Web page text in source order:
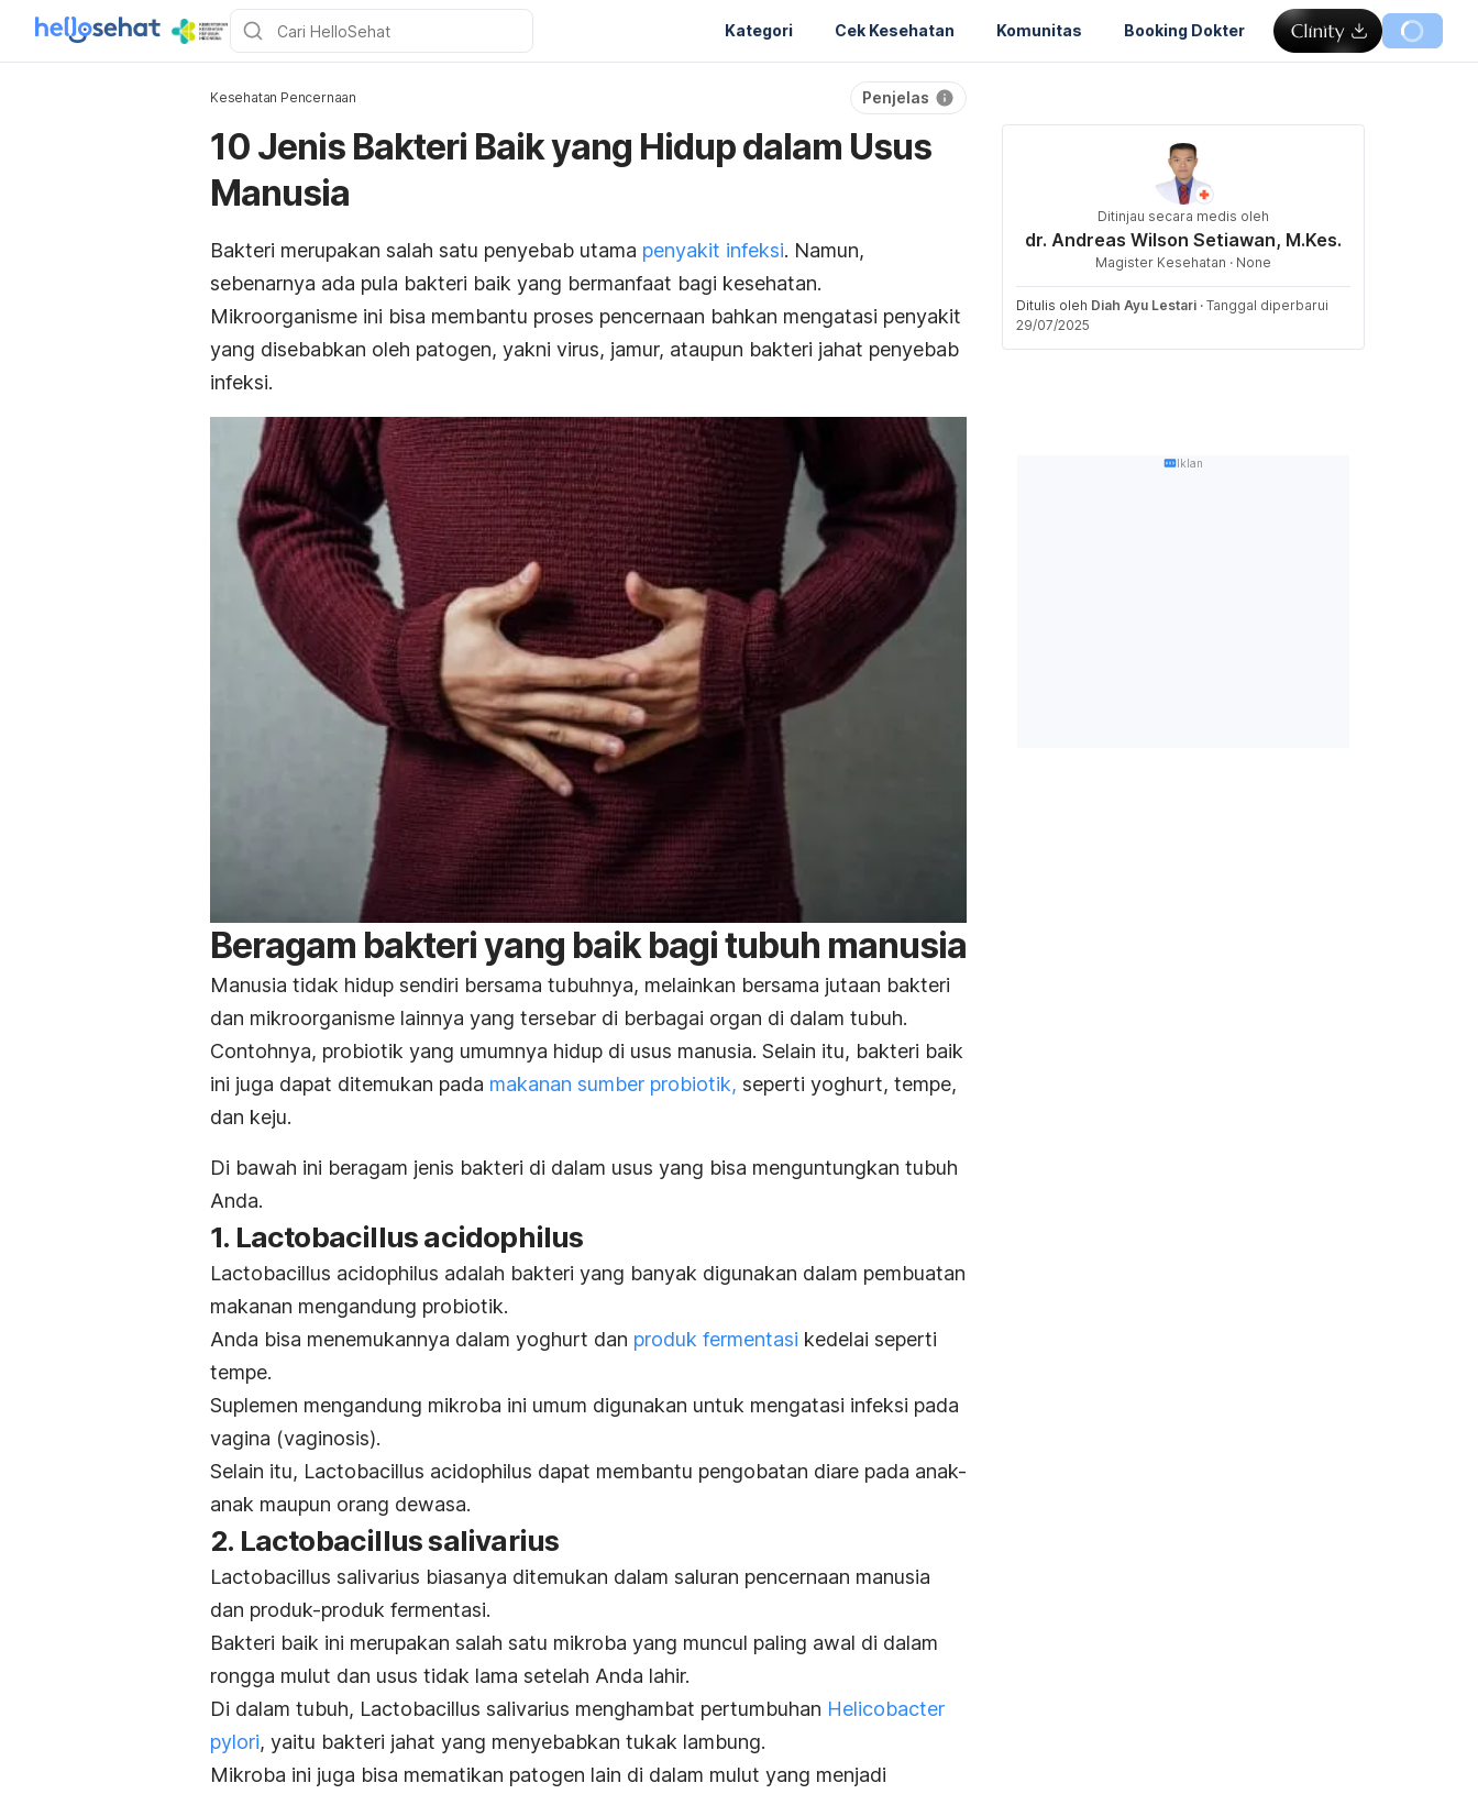
Kategori Cek Kesehatan Komunitas Booking Dokter
Kesehatan Pencernaan Penjelas
10 Jenis Bakteri Baik yang Hidup dalam Usus
Manusia
Bakteri merupakan salah satu penyebab utama penyakit infeksi. Namun,
sebenarnya ada pula bakteri baik yang bermanfaat bagi kesehatan.
Mikroorganisme ini bisa membantu proses pencernaan bahkan mengatasi penyakit
yang disebabkan oleh patogen, yakni virus, jamur, ataupun bakteri jahat penyebab
infeksi.
Beragam bakteri yang baik bagi tubuh manusia
Manusia tidak hidup sendiri bersama tubuhnya, melainkan bersama jutaan bakteri
dan mikroorganisme lainnya yang tersebar di berbagai organ di dalam tubuh.
Contohnya, probiotik yang umumnya hidup di usus manusia. Selain itu, bakteri baik
ini juga dapat ditemukan pada makanan sumber probiotik, seperti yoghurt, tempe,
dan keju.
Di bawah ini beragam jenis bakteri di dalam usus yang bisa menguntungkan tubuh
Anda.
1. Lactobacillus acidophilus
Lactobacillus acidophilus adalah bakteri yang banyak digunakan dalam pembuatan
makanan mengandung probiotik.
Anda bisa menemukannya dalam yoghurt dan produk fermentasi kedelai seperti
tempe.
Suplemen mengandung mikroba ini umum digunakan untuk mengatasi infeksi pada
vagina (vaginosis).
Selain itu, Lactobacillus acidophilus dapat membantu pengobatan diare pada anak-
anak maupun orang dewasa.
2. Lactobacillus salivarius
Lactobacillus salivarius biasanya ditemukan dalam saluran pencernaan manusia
dan produk-produk fermentasi.
Bakteri baik ini merupakan salah satu mikroba yang muncul paling awal di dalam
rongga mulut dan usus tidak lama setelah Anda lahir.
Di dalam tubuh, Lactobacillus salivarius menghambat pertumbuhan Helicobacter
pylori, yaitu bakteri jahat yang menyebabkan tukak lambung.
Mikroba ini juga bisa mematikan patogen lain di dalam mulut yang menjadi
Ditinjau secara medis oleh
dr. Andreas Wilson Setiawan, M.Kes.
Magister Kesehatan · None
Ditulis oleh Diah Ayu Lestari · Tanggal diperbarui
29/07/2025
Iklan